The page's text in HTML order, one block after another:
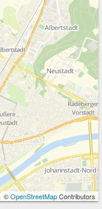
©OpenStreetMapContributors